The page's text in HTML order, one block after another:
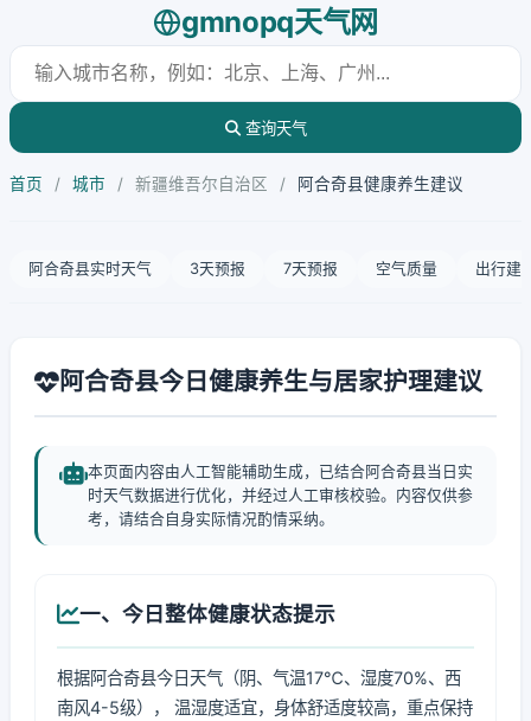
gmnopq天气网
查询天气
首页 / 城市 / 新疆维吾尔自治区 / 阿合奇县健康养生建议
阿合奇县实时天气 3天预报 7天预报 空气质量 出行建
阿合奇县今日健康养生与居家护理建议
本页面内容由人工智能辅助生成，已结合阿合奇县当日实
时天气数据进行优化，并经过人工审核校验。内容仅供参
考，请结合自身实际情况酌情采纳。
一、今日整体健康状态提示
根据阿合奇县今日天气（阴、气温17℃、湿度70%、西
南风4-5级）， 温湿度适宜，身体舒适度较高，重点保持